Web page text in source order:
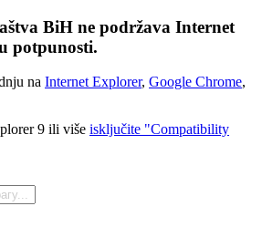
BiH ne podržava Internet
potpunosti.
na Internet Explorer, Google Chrome,
9 ili više isključite "Compatibility